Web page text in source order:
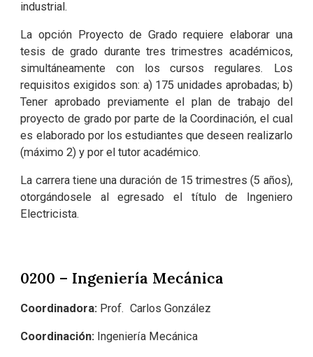
industrial.
La opción Proyecto de Grado requiere elaborar una
tesis de grado durante tres trimestres académicos,
simultáneamente con los cursos regulares. Los
requisitos exigidos son: a) 175 unidades aprobadas; b)
Tener aprobado previamente el plan de trabajo del
proyecto de grado por parte de la Coordinación, el cual
es elaborado por los estudiantes que deseen realizarlo
(máximo 2) y por el tutor académico.
La carrera tiene una duración de 15 trimestres (5 años),
otorgándosele al egresado el título de Ingeniero
Electricista.
0200 – Ingeniería Mecánica
Coordinadora: Prof. Carlos González
Coordinación: Ingeniería Mecánica